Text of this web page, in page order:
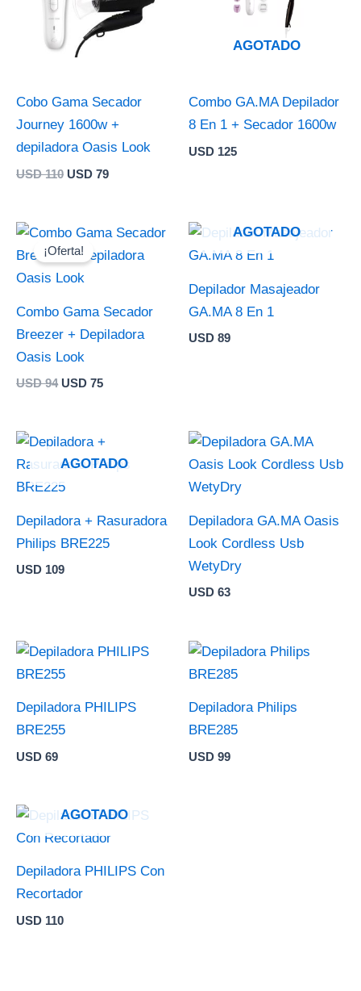
Cobo Gama Secador
Journey 1600w +
depiladora Oasis Look
USD110 USD 79
AGOTADO
Combo GA.MA Depilador
8 En 1 + Secador 1600w
USD 125
¡Oferta!
Combo Gama Secador
Breezer + Depiladora
Oasis Look
USD94
El
precio
original
era:
USD 75
El
actual
AGOTADO
Depilador Masajeador
GA.MA 8 En 1
USD 89
AGOTADO
Depiladora + Rasuradora
Philips BRE225
USD 109
Depiladora GA.MA Oasis
Look Cordless Usb
WetyDry
USD 63
Depiladora PHILIPS
BRE255
USD 69
Depiladora Philips
BRE285
USD 99
AGOTADO
Depiladora PHILIPS Con
Recortador
USD 110